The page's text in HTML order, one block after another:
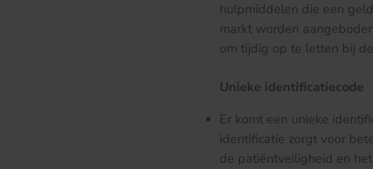
hulpmiddelen die een
markt worden
om tijdig op te letten bij
Unieke identificatiecode
Er komt een unieke
identificatie zorgt voor
de patiëntveiligheid en